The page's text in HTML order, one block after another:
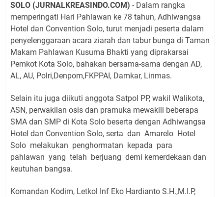
SOLO (JURNALKREASINDO.COM) - Dalam rangka
memperingati Hari Pahlawan ke 78 tahun, Adhiwangsa
Hotel dan Convention Solo, turut menjadi peserta dalam
penyelenggaraan acara ziarah dan tabur bunga di Taman
Makam Pahlawan Kusuma Bhakti yang diprakarsai
Pemkot Kota Solo, bahakan bersama-sama dengan AD,
AL, AU, Polri,Denpom,FKPPAI, Damkar, Linmas.
Selain itu juga diikuti anggota Satpol PP, wakil Walikota,
ASN, perwakilan osis dan pramuka mewakili beberapa
SMA dan SMP di Kota Solo beserta dengan Adhiwangsa
Hotel dan Convention Solo, serta dan Amarelo Hotel
Solo melakukan penghormatan kepada para
pahlawan yang telah berjuang demi kemerdekaan dan
keutuhan bangsa.
Komandan Kodim, Letkol Inf Eko Hardianto S.H.,M.I.P,